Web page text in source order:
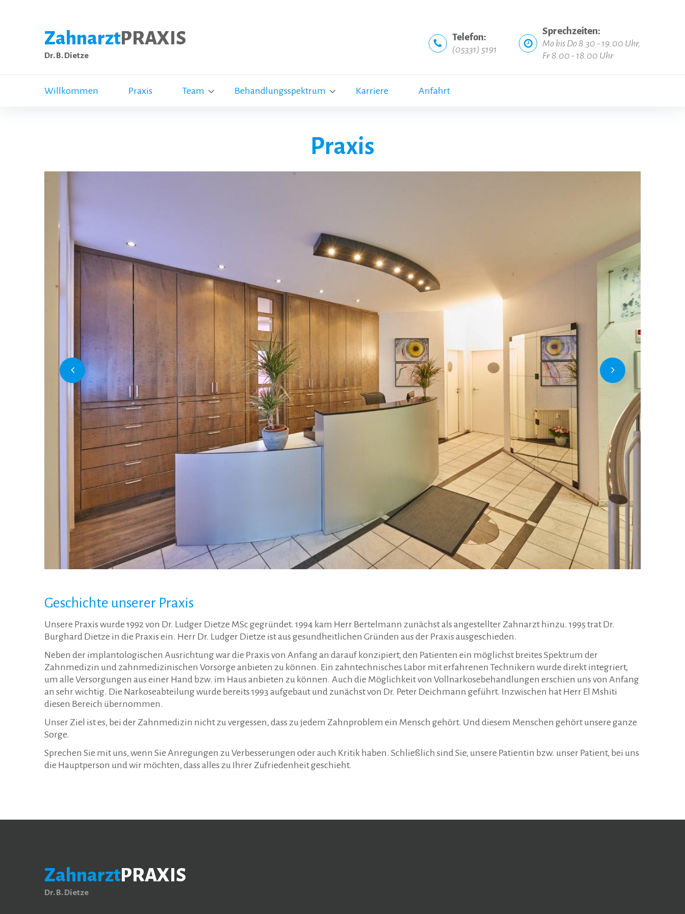
ZahnarztPRAXIS
Dr. B. Dietze
Telefon:
(05331) 5191
Sprechzeiten:
Mo bis Do 8.30 - 19.00 Uhr,
Fr 8.00 - 18.00 Uhr
Willkommen Praxis Team Behandlungsspektrum Karriere Anfahrt
Praxis
Geschichte unserer Praxis
Unsere Praxis wurde 1992 von Dr. Ludger Dietze MSc gegründet. 1994 kam Herr Bertelmann zunächst als angestellter Zahnarzt hinzu. 1995 trat Dr.
Burghard Dietze in die Praxis ein. Herr Dr. Ludger Dietze ist aus gesundheitlichen Gründen aus der Praxis ausgeschieden.
Neben der implantologischen Ausrichtung war die Praxis von Anfang an darauf konzipiert, den Patienten ein möglichst breites Spektrum der
Zahnmedizin und zahnmedizinischen Vorsorge anbieten zu können. Ein zahntechnisches Labor mit erfahrenen Technikern wurde direkt integriert,
um alle Versorgungen aus einer Hand bzw. im Haus anbieten zu können. Auch die Möglichkeit von Vollnarkosebehandlungen erschien uns von Anfang
an sehr wichtig. Die Narkoseabteilung wurde bereits 1993 aufgebaut und zunächst von Dr. Peter Deichmann geführt. Inzwischen hat Herr El Mshiti
diesen Bereich übernommen.
Unser Ziel ist es, bei der Zahnmedizin nicht zu vergessen, dass zu jedem Zahnproblem ein Mensch gehört. Und diesem Menschen gehört unsere ganze
Sorge.
Sprechen Sie mit uns, wenn Sie Anregungen zu Verbesserungen oder auch Kritik haben. Schließlich sind Sie, unsere Patientin bzw. unser Patient, bei uns
die Hauptperson und wir möchten, dass alles zu Ihrer Zufriedenheit geschieht.
ZahnarztPRAXIS
Dr. B. Dietze